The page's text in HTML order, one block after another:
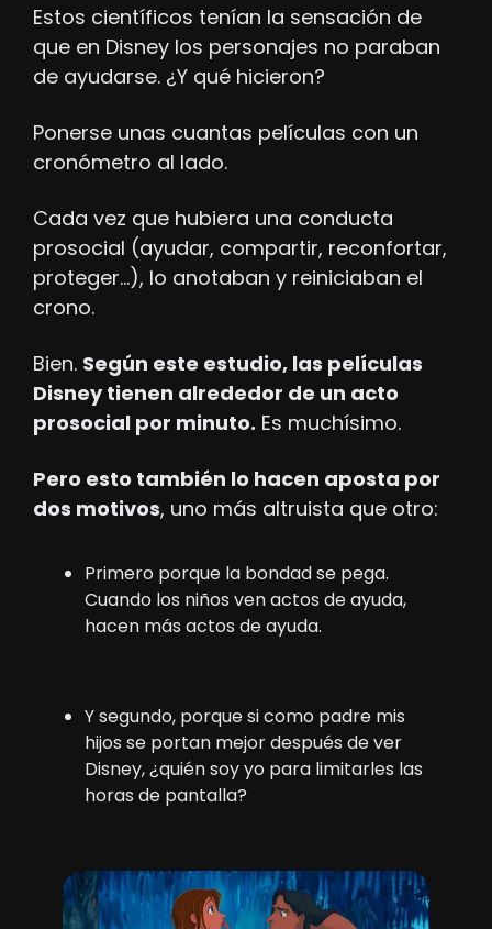
Estos científicos tenían la sensación de
que en Disney los personajes no paraban
de ayudarse. ¿Y qué hicieron?
Ponerse unas cuantas películas con un
cronómetro al lado.
Cada vez que hubiera una conducta
prosocial (ayudar, compartir, reconfortar,
proteger…), lo anotaban y reiniciaban el
crono.
Bien. Según este estudio, las películas
Disney tienen alrededor de un acto
prosocial por minuto. Es muchísimo.
Pero esto también lo hacen aposta por
dos motivos, uno más altruista que otro:
Primero porque la bondad se pega.
Cuando los niños ven actos de ayuda,
hacen más actos de ayuda.
Y segundo, porque si como padre mis
hijos se portan mejor después de ver
Disney, ¿quién soy yo para limitarles las
horas de pantalla?